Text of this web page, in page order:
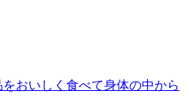
をおいしく食べて身体の中から